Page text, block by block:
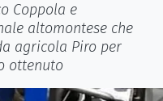
Coppola e
altomontese che
agricola Piro per
ottenuto